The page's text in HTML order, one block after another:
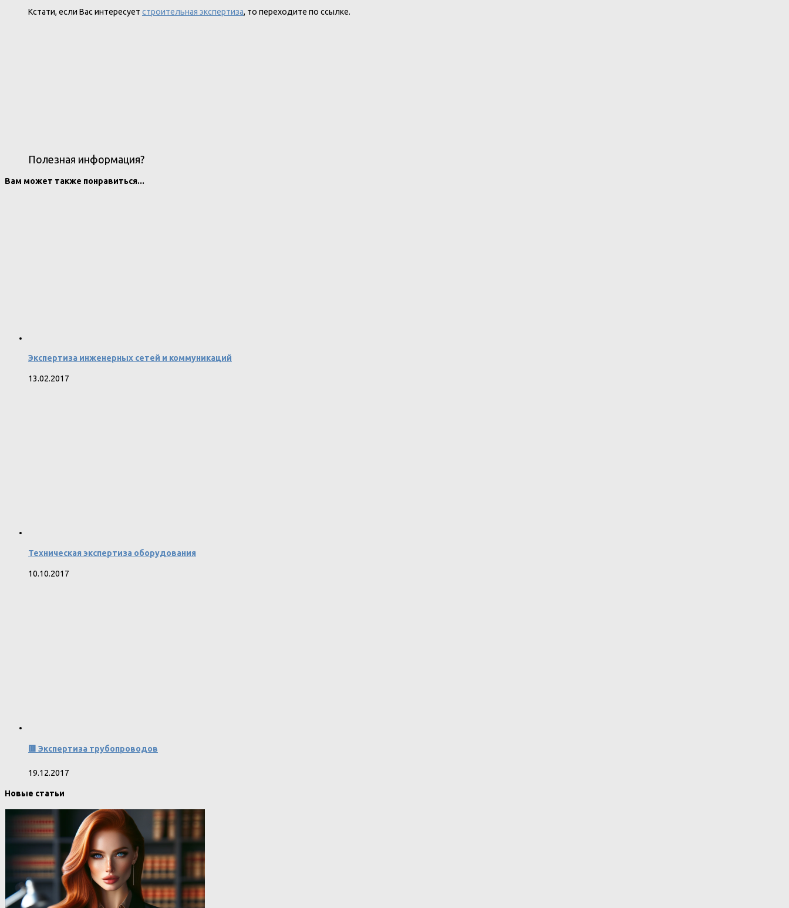
Кстати, если Вас интересует строительная экспертиза, то переходите по ссылке.
Полезная информация?
Вам может также понравиться...
Экспертиза инженерных сетей и коммуникаций
13.02.2017
Техническая экспертиза оборудования
10.10.2017
🟥 Экспертиза трубопроводов
19.12.2017
Новые статьи